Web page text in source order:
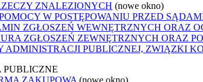
ZNALEZIONYCH (nowe okno)
W POSTĘPOWANIU PRZED
ZGŁOSZEŃ WEWNĘTRZNYCH ORAZ
ZGŁOSZEŃ ZEWNĘTRZNYCH ORAZ
ADMINISTRACJI PUBLICZNEJ, ZWIĄZKI
PUBLICZNE
ZAKUPOWA (nowe okno)